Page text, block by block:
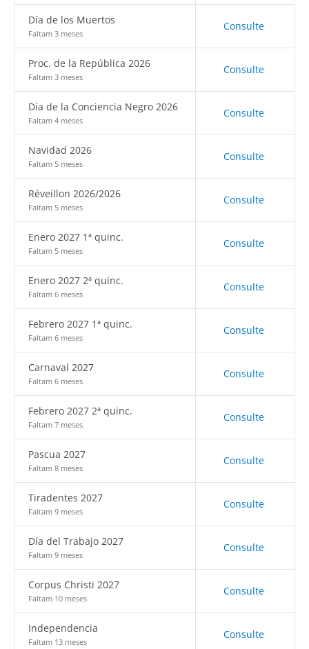
Día de los Muertos
Faltam 3 meses
Consulte
Proc. de la República 2026
Faltam 3 meses
Consulte
Día de la Conciencia Negro 2026
Faltam 4 meses
Consulte
Navidad 2026
Faltam 5 meses
Consulte
Réveillon 2026/2026
Faltam 5 meses
Consulte
Enero 2027 1ª quinc.
Faltam 5 meses
Consulte
Enero 2027 2ª quinc.
Faltam 6 meses
Consulte
Febrero 2027 1ª quinc.
Faltam 6 meses
Consulte
Carnaval 2027
Faltam 6 meses
Consulte
Febrero 2027 2ª quinc.
Faltam 7 meses
Consulte
Pascua 2027
Faltam 8 meses
Consulte
Tiradentes 2027
Faltam 9 meses
Consulte
Día del Trabajo 2027
Faltam 9 meses
Consulte
Corpus Christi 2027
Faltam 10 meses
Consulte
Independencia
Faltam 13 meses
Consulte